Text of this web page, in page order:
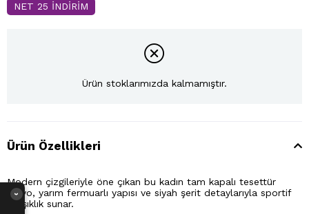
NET 25 İNDİRİM
Ürün stoklarımızda kalmamıştır.
Ürün Özellikleri
Modern çizgileriyle öne çıkan bu kadın tam kapalı tesettür
mayo, yarım fermuarlı yapısı ve siyah şerit detaylarıyla sportif
bir şıklık sunar.
›